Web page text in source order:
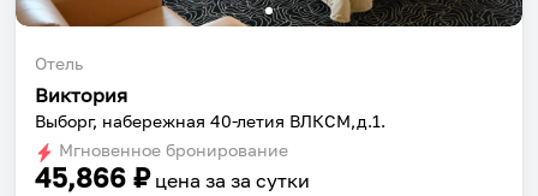
Отель
Виктория
Выборг, набережная 40-летия ВЛКСМ,д.1.
Мгновенное бронирование
45,866 ₽ цена за за сутки